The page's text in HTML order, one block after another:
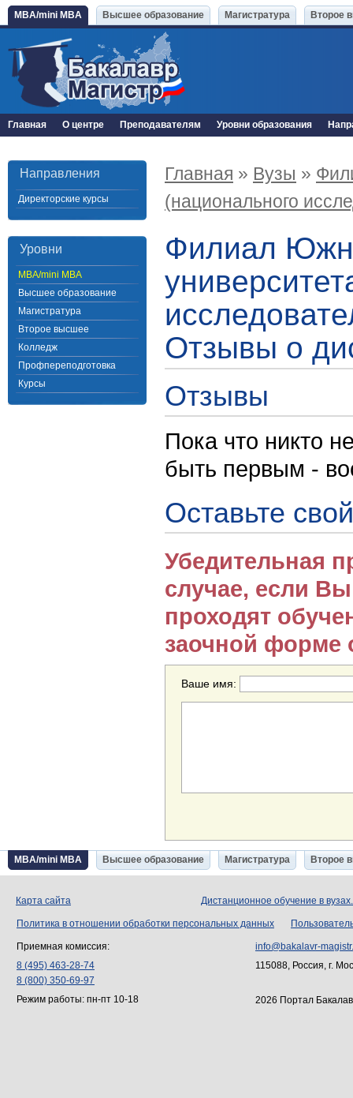
MBA/mini MBA Высшее образование Магистратура Второе
Главная О центре Преподавателям Уровни образования
Направления
Директорские курсы
Уровни
MBA/mini MBA
Высшее образование
Магистратура
Второе высшее
Колледж
Профпереподготовка
Курсы
Главная » Вузы »
(национального
Филиал
Отзывы о
Отзывы
Пока что никто
быть первым -
Оставьте
Убедительная
случае, если
проходят
заочной форме
Ваше имя:
MBA/mini MBA Высшее образование Магистратура Второе
Карта сайта Дистанционное обучение в
Политика в отношении обработки персональных данных
Приемная комиссия:
8 (495) 463-28-74
8 (800) 350-69-97
Режим работы: пн-пт 10-18
info@bakalavr-
115088, Россия, г.
2026 Портал